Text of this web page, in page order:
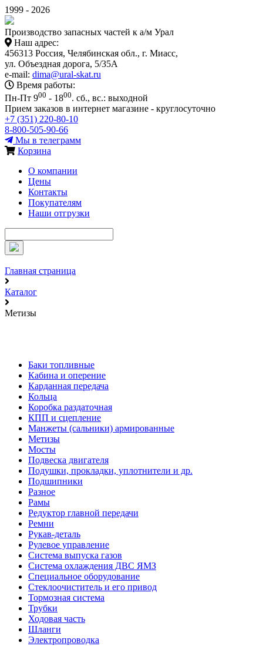
1999 - 2026
Производство запасных частей к а/м Урал
Наш адрес:
456313 Россия, Челябинская обл., г. Миасс,
ул. Объездная дорога, 5/35А
e-mail: dima@ural-skat.ru
Время работы:
Пн-Пт 900 - 1800. сб., вс.: выходной
Прием заказов в интернет магазине - круглосуточно
+7 (351) 220-80-10
8-800-505-90-66
Мы в телеграмм
Корзина
О компании
Цены
Контакты
Покупателям
Наши отгрузки
Главная страница
Каталог
Метизы
Баки топливные
Кабина и оперение
Карданная передача
Кольца
Коробка раздаточная
КПП и сцепление
Манжеты (сальники) армированные
Метизы
Мосты
Подвеска двигателя
Подушки, прокладки, уплотнители и др.
Подшипники
Разное
Рамы
Редуктор главной передачи
Ремни
Рукав-деталь
Рулевое управление
Система выпуска газов
Система охлаждения ДВС ЯМЗ
Специальное оборудование
Стеклоочиститель и его привод
Тормозная система
Трубки
Ходовая часть
Шланги
Электропроводка